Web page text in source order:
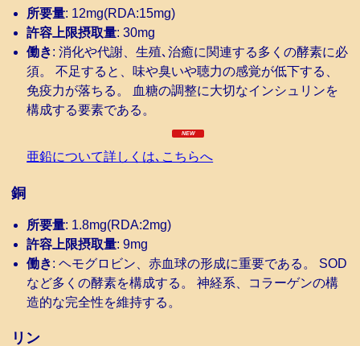
所要量: 12mg(RDA:15mg)
許容上限摂取量: 30mg
働き: 消化や代謝、生殖､治癒に関連する多くの酵素に必
須。 不足すると、味や臭いや聴力の感覚が低下する、
免疫力が落ちる。 血糖の調整に大切なインシュリンを
構成する要素である。
亜鉛について詳しくは､こちらへ
銅
所要量: 1.8mg(RDA:2mg)
許容上限摂取量: 9mg
働き: ヘモグロビン、赤血球の形成に重要である。 SOD
など多くの酵素を構成する。 神経系、コラーゲンの構
造的な完全性を維持する。
リン